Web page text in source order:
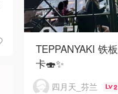
TEPPANYAKI 铁
卡🍣✨
四月天_芬兰 2